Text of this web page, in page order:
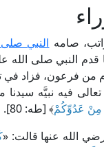
صامه النبي
النبي صلى الله
من فرعون، فزاد
تعالى فيه نبيَّه
مِنْ عَدُوِّكُمْ﴾ [طه: 80].
الله عنها قالت: «